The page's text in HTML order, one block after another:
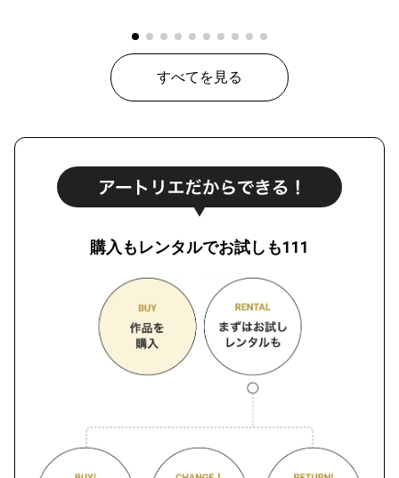
すべてを見る
購入もレンタルでお試しも111